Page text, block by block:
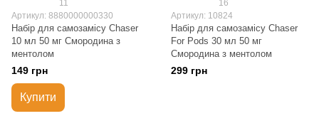
11
Артикул: 8880000000330
Набір для самозамісу Chaser
10 мл 50 мг Смородина з
ментолом
149 грн
Купити
16
Артикул: 10824
Набір для самозамісу Chaser
For Pods 30 мл 50 мг
Смородина з ментолом
299 грн